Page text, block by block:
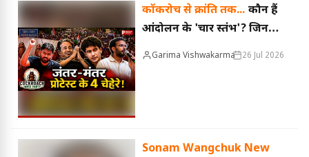
कॉकरोच से क्रांति तक... कौन हैं
आंदोलन के 'चार स्तंभ'? जिनकी
वजह से देशभर में गूंजी छात्रों की
Garima Vishwakarma 26 Jul 2026
Sonam Wangchuk New